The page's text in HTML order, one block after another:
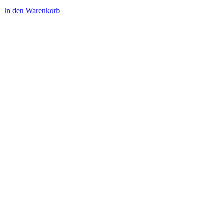
In den Warenkorb